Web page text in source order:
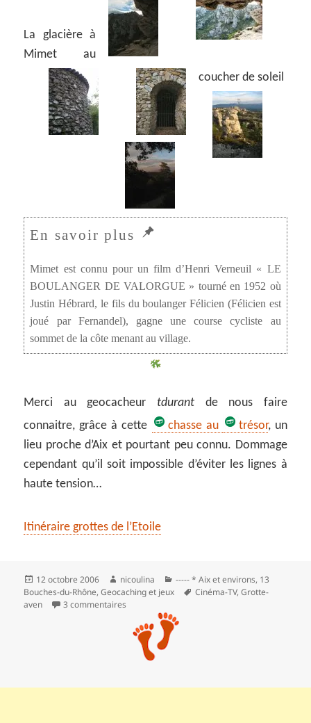
La glacière à
Mimet au
coucher de soleil
Mimet est connu pour un film d’Henri Verneuil « LE
BOULANGER DE VALORGUE » tourné en 1952 où
Justin Hébrard, le fils du boulanger Félicien (Félicien est
joué par Fernandel), gagne une course cycliste au
sommet de la côte menant au village.
Merci au geocacheur tdurant de nous faire
connaitre, grâce à cette
chasse au trésor, un
lieu proche d’Aix et pourtant peu connu. Dommage
cependant qu’il soit impossible d’éviter les lignes à
haute tension…
Itinéraire grottes de l’Etoile
Publié
le
12 octobre 2006 Auteur
nicoulina Catégories
----- * Aix et environs, 13
Bouches-du-Rhône,Geocaching et jeux Mots-
clés
Cinéma-TV,Grotte-
aven
3 commentaires sur Les grottes du massif de l’Etoile par le col